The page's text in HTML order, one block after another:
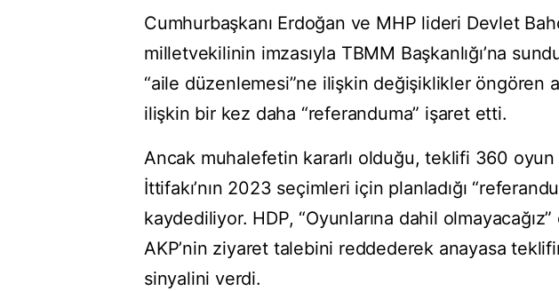
Cumhurbaşkanı Erdoğan ve MHP lideri Devlet
milletvekilinin imzasıyla TBMM Başkanlığı’na
“aile düzenlemesi”ne ilişkin değişiklikler öngören
ilişkin bir kez daha “referanduma” işaret etti.
Ancak muhalefetin kararlı olduğu, teklifi 360 oyun
İttifakı’nın 2023 seçimleri için planladığı
kaydediliyor. HDP, “Oyunlarına dahil
AKP’nin ziyaret talebini reddederek anayasa
sinyalini verdi.